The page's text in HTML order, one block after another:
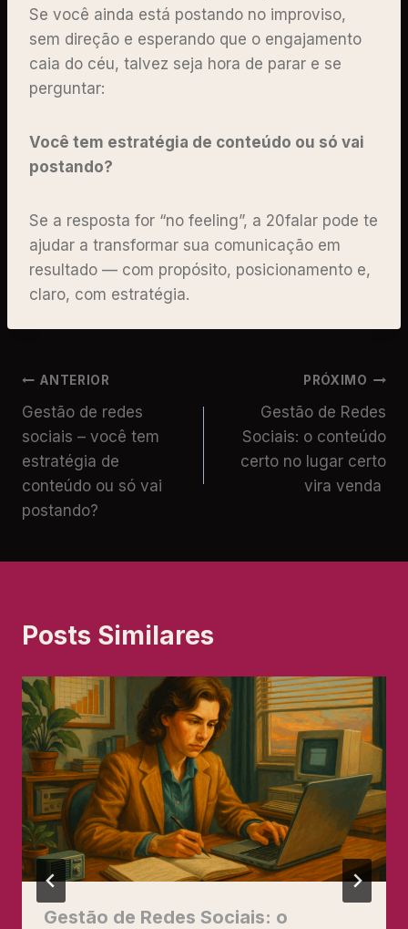
Se você ainda está postando no improviso,
sem direção e esperando que o engajamento
caia do céu, talvez seja hora de parar e se
perguntar:
Você tem estratégia de conteúdo ou só vai
postando?
Se a resposta for “no feeling”, a 20falar pode te
ajudar a transformar sua comunicação em
resultado — com propósito, posicionamento e,
claro, com estratégia.
ANTERIOR
Gestão de redes
sociais – você tem
estratégia de
conteúdo ou só vai
postando?
PRÓXIMO
Gestão de Redes
Sociais: o conteúdo
certo no lugar certo
vira venda
Posts Similares
Gestão de Redes Sociais: o